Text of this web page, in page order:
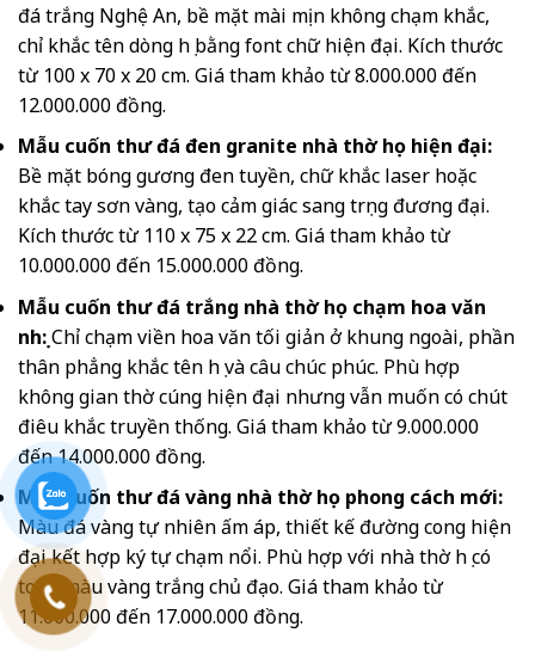
đá trắng Nghệ An, bề mặt mài mịn không chạm khắc,
chỉ khắc tên dòng họ bằng font chữ hiện đại. Kích thước
từ 100 x 70 x 20 cm. Giá tham khảo từ 8.000.000 đến
12.000.000 đồng.
Mẫu cuốn thư đá đen granite nhà thờ họ hiện đại:
Bề mặt bóng gương đen tuyền, chữ khắc laser hoặc
khắc tay sơn vàng, tạo cảm giác sang trọng đương đại.
Kích thước từ 110 x 75 x 22 cm. Giá tham khảo từ
10.000.000 đến 15.000.000 đồng.
Mẫu cuốn thư đá trắng nhà thờ họ chạm hoa văn
nhẹ:Chỉ chạm viền hoa văn tối giản ở khung ngoài, phần
thân phẳng khắc tên họ và câu chúc phúc. Phù hợp
không gian thờ cúng hiện đại nhưng vẫn muốn có chút
điêu khắc truyền thống. Giá tham khảo từ 9.000.000
đến 14.000.000 đồng.
Mẫu cuốn thư đá vàng nhà thờ họ phong cách mới:
Màu đá vàng tự nhiên ấm áp, thiết kế đường cong hiện
đại kết hợp ký tự chạm nổi. Phù hợp với nhà thờ họ có
tone màu vàng trắng chủ đạo. Giá tham khảo từ
11.000.000 đến 17.000.000 đồng.